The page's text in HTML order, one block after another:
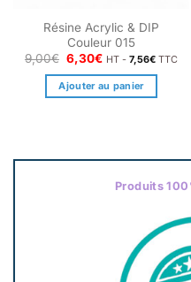
Résine Acrylic & DIP
Couleur 015
9,00€ Le
prix
initial
était :
6,30€Le
actuel
est :
HT -7,56€ TTC
Ajouter au panier
Produits